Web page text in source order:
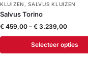
KLUIZEN ,SALVUS KLUIZEN
Salvus Torino
€ 459,00 – € 3.239,00
Selecteer opties